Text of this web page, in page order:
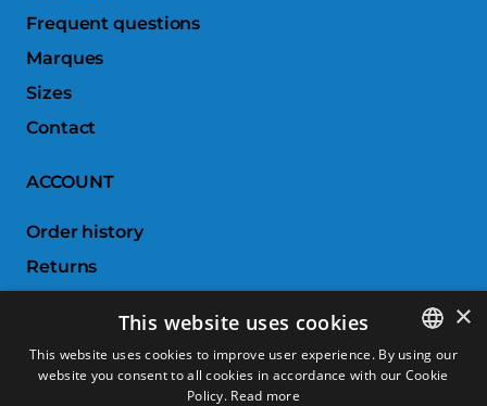
Frequent questions
Marques
Sizes
Contact
ACCOUNT
Order history
Returns
Compare products
CUSTOMER SERVICE
SPANISH
×
This website uses cookies
This website uses cookies to improve user experience. By using our
website you consent to all cookies in accordance with our Cookie
Policy. Read more